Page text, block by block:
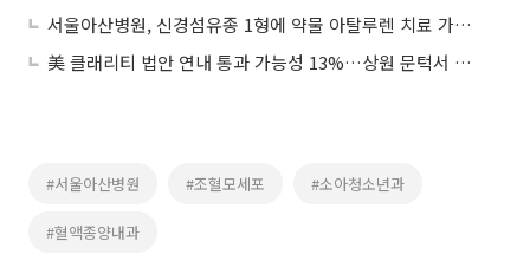
서울아산병원, 신경섬유종 1형에 약물 아탈루렌 치료 가능성 확인
美 클래리티 법안 연내 통과 가능성 13%…상원 문턱서 제동
#서울아산병원 #조혈모세포 #소아청소년과
#혈액종양내과